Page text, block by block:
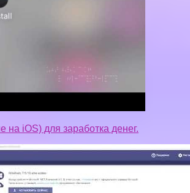
на iOS) для заработка денег.